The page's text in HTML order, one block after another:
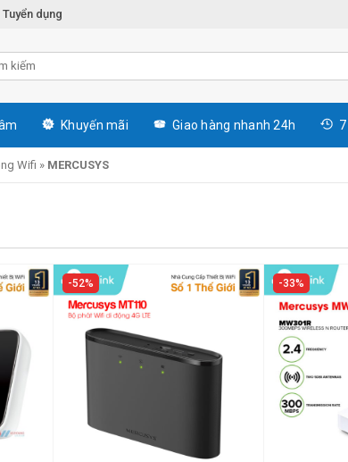
Tuyển dụng
Khuyến mãi Giao hàng nhanh 24h
Wifi » MERCUSYS
52% 33%